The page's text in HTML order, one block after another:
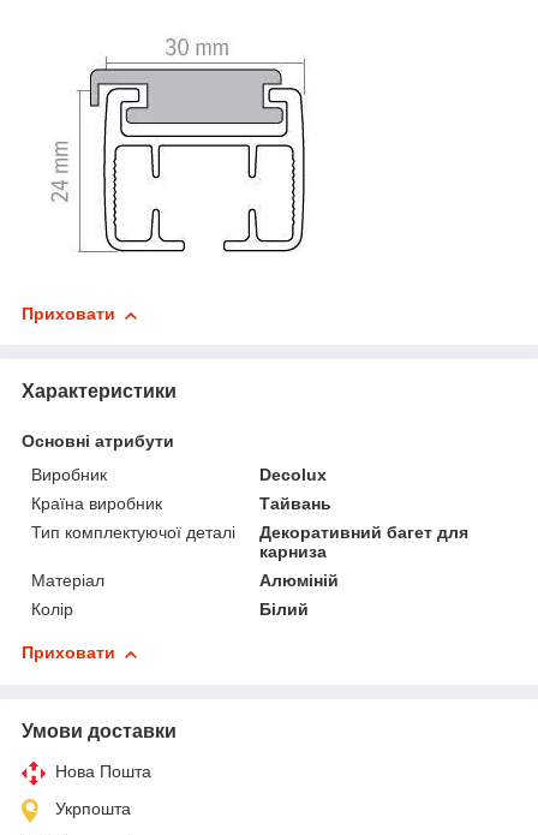
Приховати
Характеристики
Основні атрибути
Виробник
Decolux
Країна виробник
Тайвань
Тип комплектуючої деталі
Декоративний багет для
карниза
Матеріал
Алюміній
Колір
Білий
Приховати
Умови доставки
Нова Пошта
Укрпошта